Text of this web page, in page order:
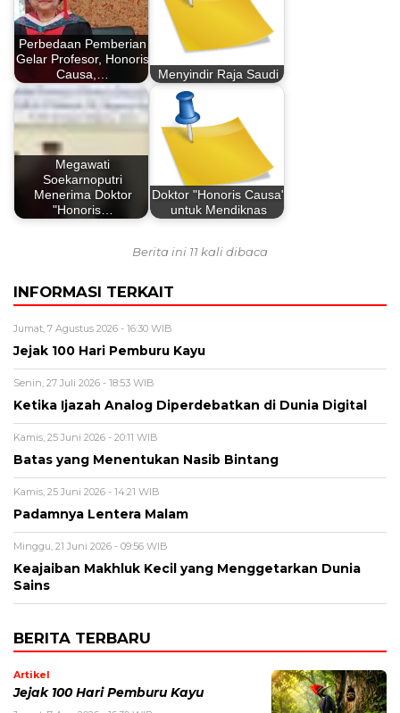
Perbedaan Pemberian
Gelar Profesor, Honoris
Causa,…
Menyindir Raja Saudi
Megawati
Soekarnoputri
Menerima Doktor
"Honoris…
Doktor "Honoris Causa"
untuk Mendiknas
Berita ini 11 kali dibaca
INFORMASI TERKAIT
Jumat, 7 Agustus 2026 - 16:30 WIB
Jejak 100 Hari Pemburu Kayu
Senin, 27 Juli 2026 - 18:53 WIB
Ketika Ijazah Analog Diperdebatkan di Dunia Digital
Kamis, 25 Juni 2026 - 20:11 WIB
Batas yang Menentukan Nasib Bintang
Kamis, 25 Juni 2026 - 14:21 WIB
Padamnya Lentera Malam
Minggu, 21 Juni 2026 - 09:56 WIB
Keajaiban Makhluk Kecil yang Menggetarkan Dunia
Sains
BERITA TERBARU
Artikel
Jejak 100 Hari Pemburu Kayu